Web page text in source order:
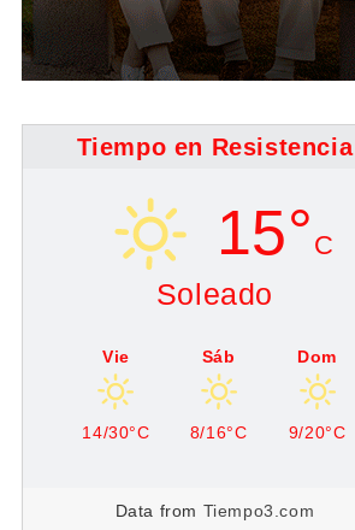
Tiempo en Resistencia
15° C
Soleado
Vie
14/30°C
Sáb
8/16°C
Dom
9/20°C
Data from Tiempo3.com